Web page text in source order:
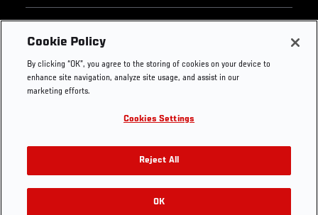
Footer
UFC
UFC Foundation
UFC Careers
Store
UFC Video
Instagram
YouTube
TikTok
Twitter
Press
Cookie Policy
By clicking “OK”, you agree to the storing of cookies on your device to
enhance site navigation, analyze site usage, and assist in our
marketing efforts.
Cookies Settings
Reject All
OK